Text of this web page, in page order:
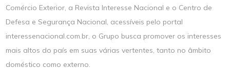
Comércio Exterior, a Revista Interesse Nacional e o Centro de
Defesa e Segurança Nacional, acessíveis pelo portal
interessenacional.com.br, o Grupo busca promover os interesses
mais altos do país em suas várias vertentes, tanto no âmbito
doméstico como externo.